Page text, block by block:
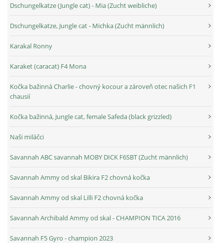
Dschungelkatze (Jungle cat) - Mia (Zucht weibliche)
Dschungelkatze, Jungle cat - Michka (Zucht männlich)
Karakal Ronny
Karaket (caracat) F4 Mona
Kočka bažinná Charlie - chovný kocour a zároveň otec našich F1
chausií
Kočka bažinná, Jungle cat, female Safeda (black grizzled)
Naši miláčci
Savannah ABC savannah MOBY DICK F6SBT (Zucht männlich)
Savannah Ammy od skal Bikira F2 chovná kočka
Savannah Ammy od skal Lilli F2 chovná kočka
Savannah Archibald Ammy od skal - CHAMPION TICA 2016
Savannah F5 Gyro - champion 2023